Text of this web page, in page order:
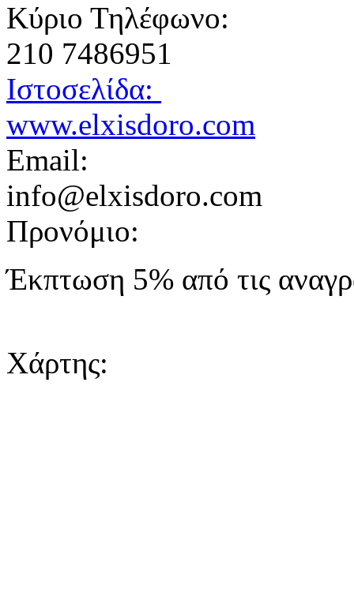
Κύριο Τηλέφωνο:
210 7486951
Ιστοσελίδα:
www.elxisdoro.com
Email:
info@elxisdoro.com
Προνόμιο:
Έκπτωση 5% από τις
Χάρτης: